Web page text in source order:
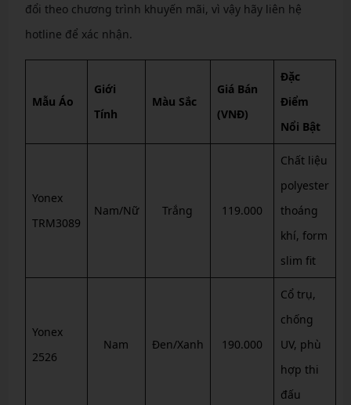
đổi theo chương trình khuyến mãi, vì vậy hãy liên hệ
hotline để xác nhận.
Mẫu Áo
Giới
Tính
Màu Sắc
Giá Bán
(VNĐ)
Đặc
Điểm
Nổi Bật
Yonex
TRM3089
Nam/Nữ Trắng 119.000
Chất liệu
polyester
thoáng
khí, form
slim fit
Yonex
2526
Nam Đen/Xanh 190.000
Cổ trụ,
chống
UV, phù
hợp thi
đấu